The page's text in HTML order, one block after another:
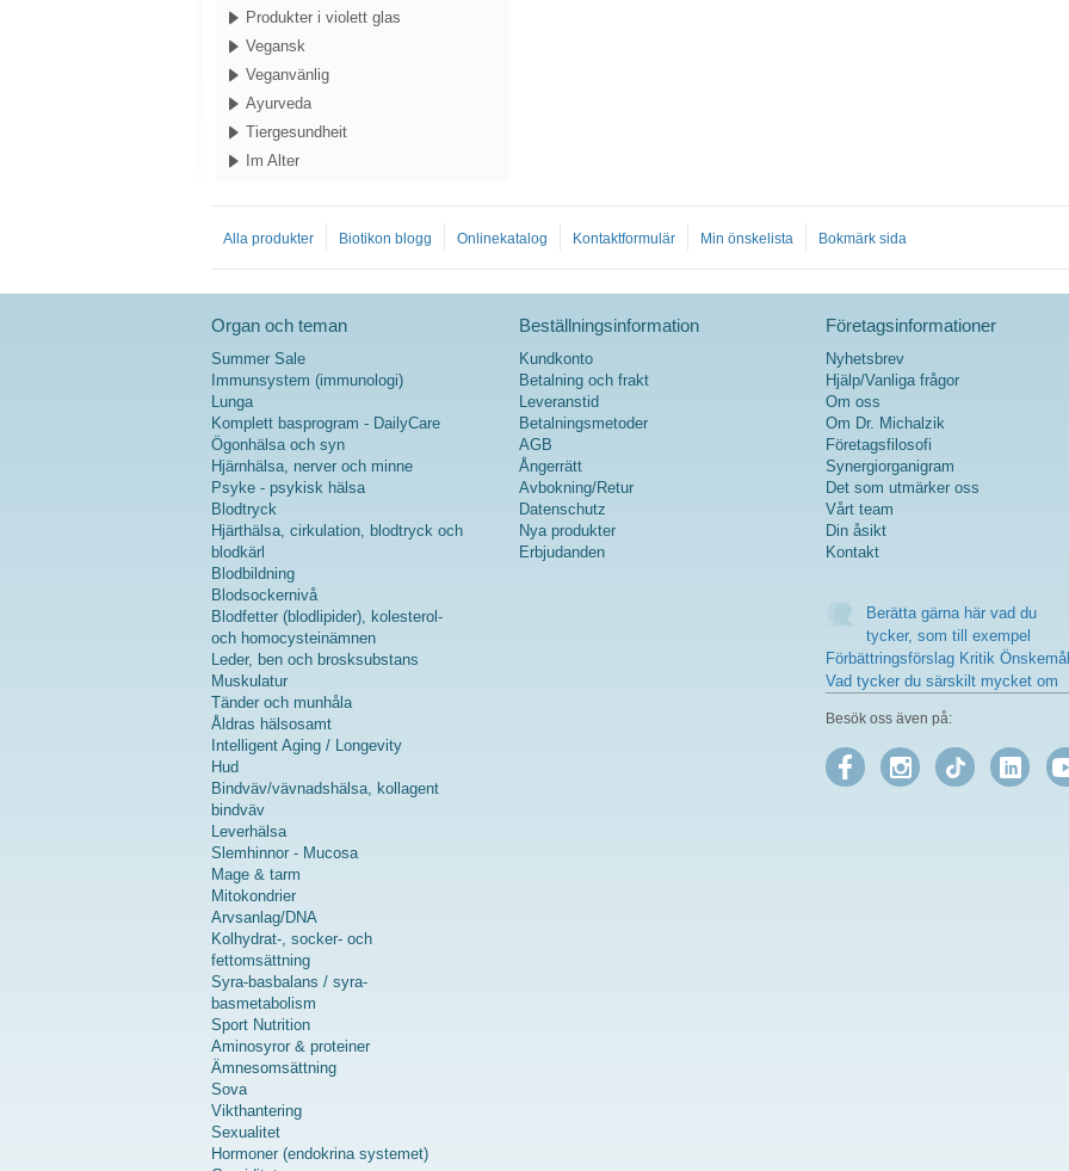
Produkter i violett glas
Vegansk
Veganvänlig
Ayurveda
Tiergesundheit
Im Alter
vetenskap för ditt mentala
Alla produkter Biotikon blogg Onlinekatalog Kontaktformulär Min önskelista Bokmärk sida
Organ och teman
Summer Sale
Immunsystem (immunologi)
Lunga
Komplett basprogram - DailyCare
Ögonhälsa och syn
Hjärnhälsa, nerver och minne
Psyke - psykisk hälsa
Blodtryck
Hjärthälsa, cirkulation, blodtryck och
blodkärl
Blodbildning
Blodsockernivå
Blodfetter (blodlipider), kolesterol-
och homocysteinämnen
Leder, ben och brosksubstans
Muskulatur
Tänder och munhåla
Åldras hälsosamt
Intelligent Aging / Longevity
Hud
Bindväv/vävnadshälsa, kollagent
bindväv
Leverhälsa
Slemhinnor - Mucosa
Mage & tarm
Mitokondrier
Arvsanlag/DNA
Kolhydrat-, socker- och
fettomsättning
Syra-basbalans / syra-
basmetabolism
Sport Nutrition
Aminosyror & proteiner
Ämnesomsättning
Sova
Vikthantering
Sexualitet
Hormoner (endokrina systemet)
Beställningsinformation
Kundkonto
Betalning och frakt
Leveranstid
Betalningsmetoder
AGB
Ångerrätt
Avbokning/Retur
Datenschutz
Nya produkter
Erbjudanden
Företagsinformationer
Nyhetsbrev
Hjälp/Vanliga frågor
Om oss
Om Dr. Michalzik
Företagsfilosofi
Synergiorganigram
Det som utmärker oss
Vårt team
Din åsikt
Kontakt
Berätta gärna här vad du
tycker, som till exempel
Förbättringsförslag Kritik Önskemål
Vad tycker du särskilt mycket om
Besök oss även på: